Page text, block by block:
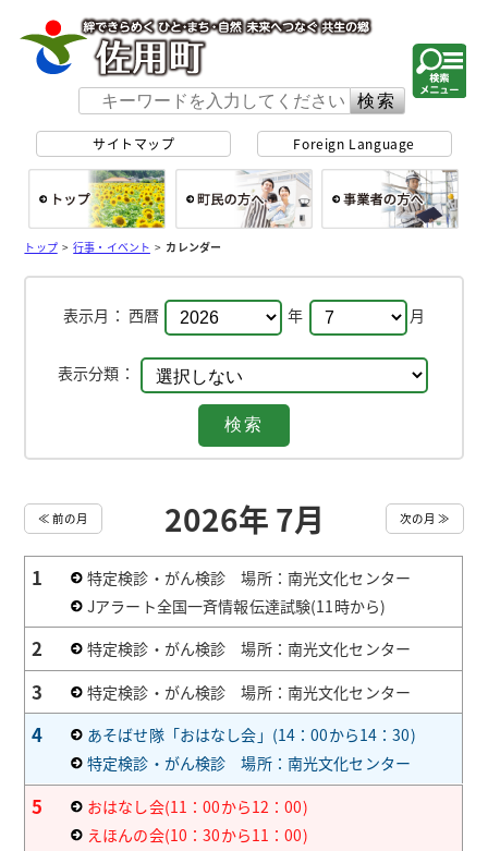
サイトマップ Foreign Language
総合トップ
トップ>行事・イベント > カレンダー
表示月： 西暦 年 月
表示分類：
≪ 前の月 2026年 7月 次の月 ≫
1
特定検診・がん検診 場所：南光文化センター
Jアラート全国一斉情報伝達試験(11時から)
2 特定検診・がん検診 場所：南光文化センター
3 特定検診・がん検診 場所：南光文化センター
4
あそばせ隊「おはなし会」(14：00から14：30)
特定検診・がん検診 場所：南光文化センター
5
おはなし会(11：00から12：00)
えほんの会(10：30から11：00)